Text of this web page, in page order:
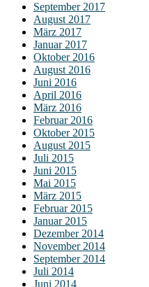
September 2017
August 2017
März 2017
Januar 2017
Oktober 2016
August 2016
Juni 2016
April 2016
März 2016
Februar 2016
Oktober 2015
August 2015
Juli 2015
Juni 2015
Mai 2015
März 2015
Februar 2015
Januar 2015
Dezember 2014
November 2014
September 2014
Juli 2014
Juni 2014